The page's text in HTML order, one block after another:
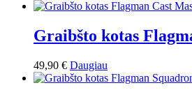
Graibšto kotas
49,90 € Daugiau